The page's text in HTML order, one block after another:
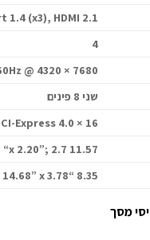
1.4 (x3), HDMI 2.1
4
7680 × 4320 @ 60Hz (דיגיטלי)
שני 8 פינים
Express 4.0 × 16
11.57 x 4.41 “x 2.20”; 2.7 חריצים
8.35 “x 14.68” x 3.78 “
מסך